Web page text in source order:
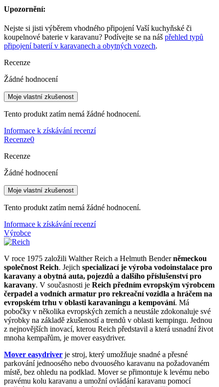
Upozornění:
Nejste si jisti výběrem vhodného připojení Vaší kuchyňské či
koupelnové baterie v karavanu? Podívejte se na náš přehled typů
připojení baterií v karavanech a obytných vozech.
Recenze
Žádné hodnocení
Moje vlastní zkušenost
Tento produkt zatím nemá žádné hodnocení.
Informace k získávání recenzí
Recenze0
Recenze
Žádné hodnocení
Moje vlastní zkušenost
Tento produkt zatím nemá žádné hodnocení.
Informace k získávání recenzí
Výrobce
V roce 1975 založili Walther Reich a Helmuth Benderněmeckou
společnost Reich. Jejich specializací je výroba vodoinstalace pro
karavany a obytná auta, pojezdů a dalšího příslušenství pro
karavany. V současnosti je Reich předním evropským výrobcem
čerpadel a vodních armatur pro rekreační vozidla a hráčem na
evropském trhu v oblasti karavaningu a kempování. Má
pobočky v několika evropských zemích a neustále zdokonaluje své
výrobky na základě zkušeností a trendů v oblasti kempingu. Jednou
z nejnovějších inovací, kterou Reich představil a která usnadní život
mnoha kempařům, je mover easydriver.
Mover easydriver je stroj, který umožňuje snadné a přesné
parkování jednoosého nebo dvouosého karavanu na požadovaném
místě, bez ohledu na podklad. Mover se přimontuje k levému nebo
pravému kolu karavanu a umožní ovládání karavanu pomocí